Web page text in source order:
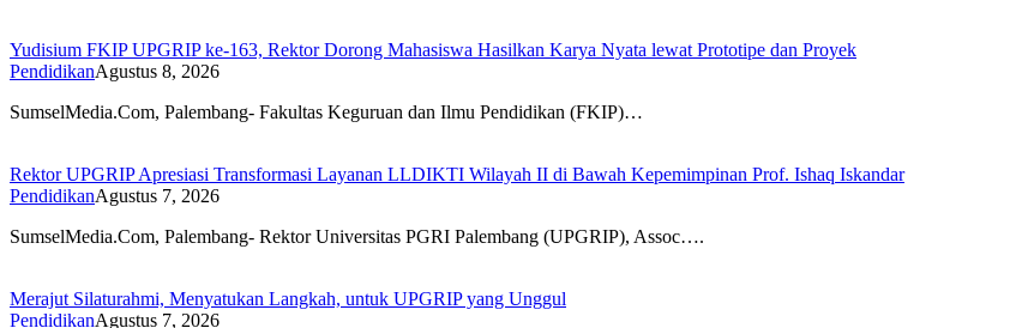
Yudisium FKIP UPGRIP ke-163, Rektor Dorong Mahasiswa Hasilkan Karya Nyata lewat Prototipe dan Proyek
PendidikanAgustus 8, 2026
SumselMedia.Com, Palembang- Fakultas Keguruan dan Ilmu Pendidikan (FKIP)…
Rektor UPGRIP Apresiasi Transformasi Layanan LLDIKTI Wilayah II di Bawah Kepemimpinan Prof. Ishaq Iskandar
PendidikanAgustus 7, 2026
SumselMedia.Com, Palembang- Rektor Universitas PGRI Palembang (UPGRIP), Assoc….
Merajut Silaturahmi, Menyatukan Langkah, untuk UPGRIP yang Unggul
PendidikanAgustus 7, 2026